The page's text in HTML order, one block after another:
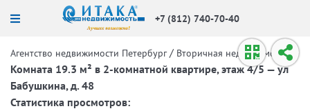
+7 (812) 740-70-40
Агентство недвижимости Петербург / Вторичная недвижимость /
Комната 19.3 м² в 2-комнатной квартире, этаж 4/5 — ул
Бабушкина, д. 48
Статистика просмотров: